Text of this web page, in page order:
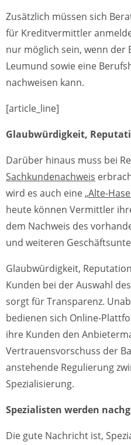
Zusätzlich müssen sich
für Kreditvermittler
nur möglich sein, wenn der
Leumund sowie eine
nachweisen kann.
[article_line]
Glaubwürdigkeit,
Darüber hinaus muss bei
Sachkundenachweis
wird es auch eine „Alte-
heute können Vermittler
dem Nachweis des
und weiteren
Glaubwürdigkeit,
Kunden bei der Auswahl
sorgt für Transparenz.
bedienen sich Online-
ihre Kunden den
Vertrauensvorschuss der
anstehende Regulierung
Spezialisierung.
Spezialisten werden
Die gute Nachricht ist,